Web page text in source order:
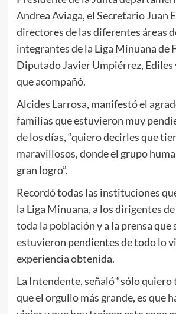
Andrea Aviaga, el Secretario Juan
directores de las diferentes áreas
integrantes de la Liga Minuana de
Diputado Javier Umpiérrez, Ediles
que acompañó.
Alcides Larrosa, manifestó el
familias que estuvieron muy
de los días, “quiero decirles que
maravillosos, donde el grupo
gran logro”.
Recordó todas las instituciones
la Liga Minuana, a los dirigentes
toda la población y a la prensa que
estuvieron pendientes de todo lo
experiencia obtenida.
La Intendente, señaló “sólo
que el orgullo más grande, es que